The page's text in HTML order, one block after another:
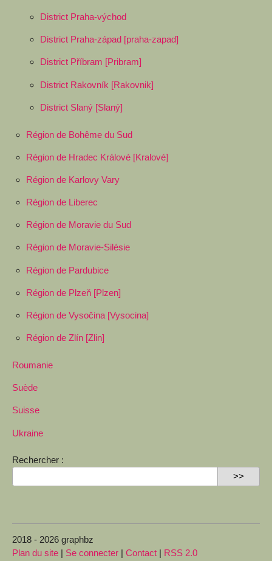
District Praha-východ
District Praha-západ [praha-zapad]
District Příbram [Pribram]
District Rakovník [Rakovnik]
District Slaný [Slaný]
Région de Bohême du Sud
Région de Hradec Králové [Kralové]
Région de Karlovy Vary
Région de Liberec
Région de Moravie du Sud
Région de Moravie-Silésie
Région de Pardubice
Région de Plzeň [Plzen]
Région de Vysočina [Vysocina]
Région de Zlín [Zlin]
Roumanie
Suède
Suisse
Ukraine
Rechercher :
2018 - 2026 graphbz
Plan du site | Se connecter | Contact | RSS 2.0